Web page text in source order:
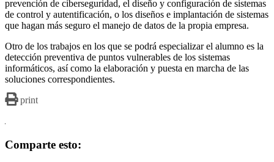
prevención de ciberseguridad, el diseño y configuración de sistemas
de control y autentificación, o los diseños e implantación de sistemas
que hagan más seguro el manejo de datos de la propia empresa.
Otro de los trabajos en los que se podrá especializar el alumno es la
detección preventiva de puntos vulnerables de los sistemas
informáticos, así como la elaboración y puesta en marcha de las
soluciones correspondientes.
print
Comparte esto: